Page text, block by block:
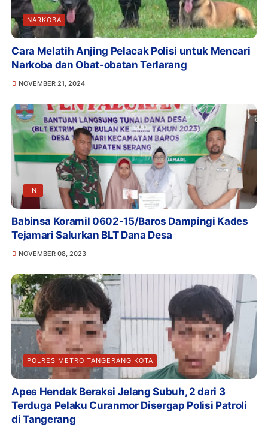
NARKOBA
Cara Melatih Anjing Pelacak Polisi untuk Mencari
Narkoba dan Obat-obatan Terlarang
NOVEMBER 21, 2024
TNI
Babinsa Koramil 0602-15/Baros Dampingi Kades
Tejamari Salurkan BLT Dana Desa
NOVEMBER 08, 2023
POLRES METRO TANGERANG KOTA
Apes Hendak Beraksi Jelang Subuh, 2 dari 3
Terduga Pelaku Curanmor Disergap Polisi Patroli
di Tangerang